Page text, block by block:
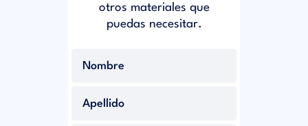
otros materiales que
puedas necesitar.